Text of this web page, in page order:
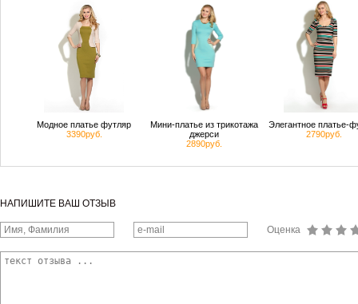
Модное платье футляр
3390руб.
Мини-платье из трикотажа
джерси
2890руб.
Элегантное платье-
2790руб.
НАПИШИТЕ ВАШ ОТЗЫВ
Оценка